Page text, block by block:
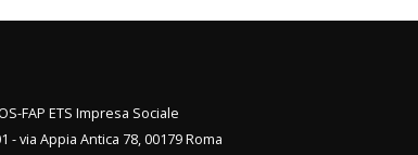
FAP ETS Impresa Sociale
- via Appia Antica 78, 00179 Roma